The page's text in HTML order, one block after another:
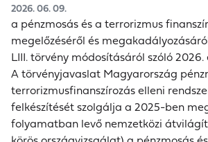
2026. 06. 09.
a pénzmosás és a terrorizmus
megelőzéséről és megakadályozásáról
LIII. törvény módosításáról szóló 2026.
A törvényjavaslat Magyarország
terrorizmusfinanszírozás elleni
felkészítését szolgálja a 2025-ben
folyamatban levő nemzetközi